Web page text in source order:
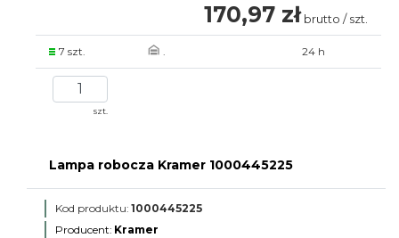
170,97 zł brutto / szt.
7 szt. . 24 h
szt.
Lampa robocza Kramer 1000445225
Kod produktu: 1000445225
Producent: Kramer